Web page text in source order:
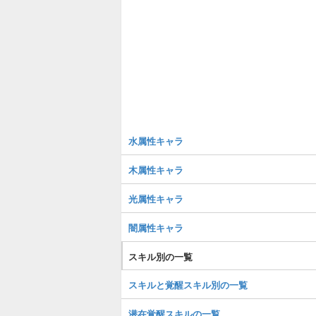
水属性キャラ
木属性キャラ
光属性キャラ
闇属性キャラ
スキル別の一覧
スキルと覚醒スキル別の一覧